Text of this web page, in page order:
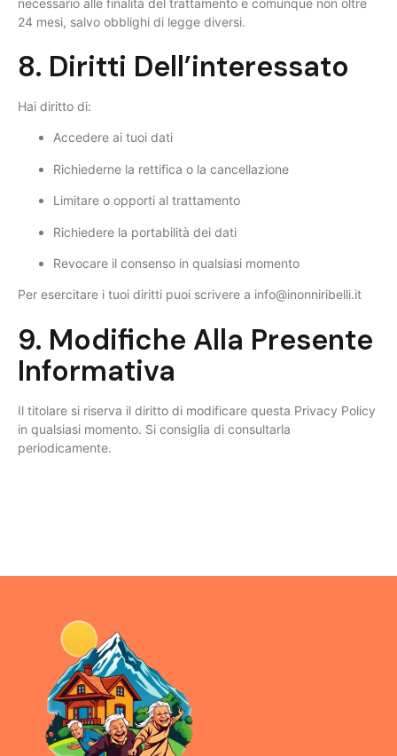
24 mesi, salvo obblighi di legge diversi.
8. Diritti Dell’interessato
Hai diritto di:
Accedere ai tuoi dati
Richiederne la rettifica o la cancellazione
Limitare o opporti al trattamento
Richiedere la portabilità dei dati
Revocare il consenso in qualsiasi momento
Per esercitare i tuoi diritti puoi scrivere a info@inonniribelli.it
9. Modifiche Alla Presente
Informativa
Il titolare si riserva il diritto di modificare questa Privacy Policy
in qualsiasi momento. Si consiglia di consultarla
periodicamente.